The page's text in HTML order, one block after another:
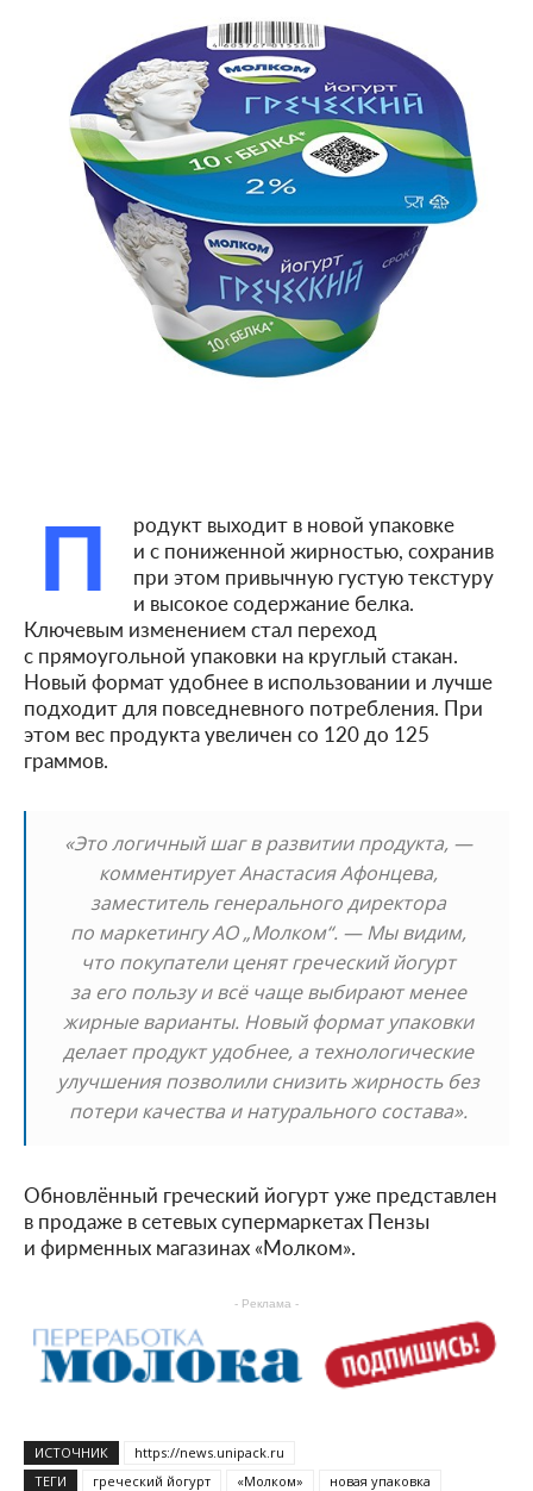
П
родукт выходит в новой упаковке
и с пониженной жирностью, сохранив
при этом привычную густую текстуру
и высокое содержание белка.
Ключевым изменением стал переход
с прямоугольной упаковки на круглый стакан.
Новый формат удобнее в использовании и лучше
подходит для повседневного потребления. При
этом вес продукта увеличен со 120 до 125
граммов.
«Это логичный шаг в развитии продукта, —
комментирует Анастасия Афонцева,
заместитель генерального директора
по маркетингу АО „Молком“. — Мы видим,
что покупатели ценят греческий йогурт
за его пользу и всё чаще выбирают менее
жирные варианты. Новый формат упаковки
делает продукт удобнее, а технологические
улучшения позволили снизить жирность без
потери качества и натурального состава».
Обновлённый греческий йогурт уже представлен
в продаже в сетевых супермаркетах Пензы
и фирменных магазинах «Молком».
- Реклама -
ИСТОЧНИК
https://news.unipack.ru
ТЕГИ
греческий йогурт «Молком» новая упаковка